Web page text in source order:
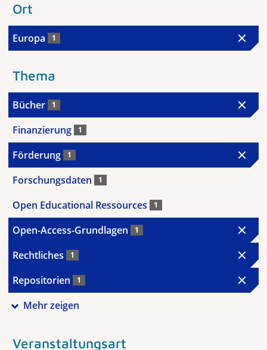
Ort
Europa 1
Thema
Bücher 1
Finanzierung 1
Förderung 1
Forschungsdaten 1
Open Educational Ressources 1
Open-Access-Grundlagen 1
Rechtliches 1
Repositorien 1
Mehr zeigen
Veranstaltungsart